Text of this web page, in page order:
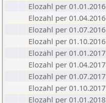
Elozahl per 01.01.2016
Elozahl per 01.04.2016
Elozahl per 01.07.2016
Elozahl per 01.10.2016
Elozahl per 01.01.2017
Elozahl per 01.04.2017
Elozahl per 01.07.2017
Elozahl per 01.10.2017
Elozahl per 01.01.2018